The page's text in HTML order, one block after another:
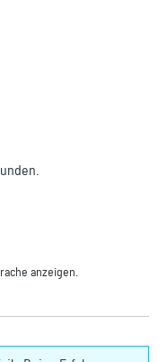
Sternen
anzeigen.